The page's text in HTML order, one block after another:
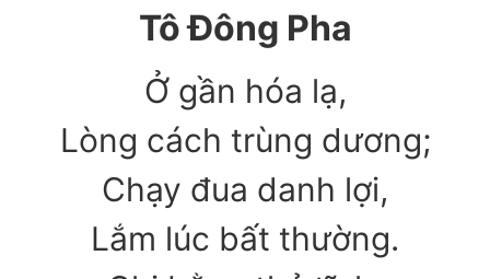
Tô Đông Pha
Ở gần hóa lạ,
Lòng cách trùng dương;
Chạy đua danh lợi,
Lắm lúc bất thường.